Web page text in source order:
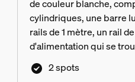
de couleur blanche,
cylindriques, une barre
rails de 1 mètre, un rail
d'alimentation qui se
des rails et des
une forme en L orientée
2 spots